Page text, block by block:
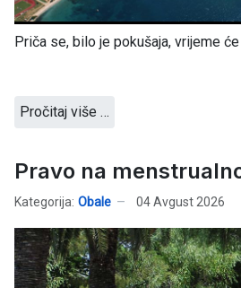
Priča se, bilo je pokušaja, vrijeme
Pročitaj više …
Pravo na
Kategorija: Obale 04 Avgust 2026